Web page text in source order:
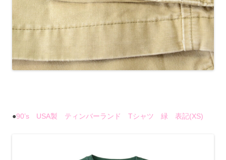
●90’s USA製 ティンバーランド Tシャツ 緑 表記(XS)